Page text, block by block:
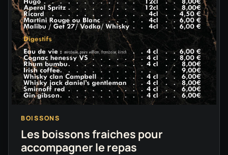
BOISSONS
Les boissons fraiches pour
accompagner le repas